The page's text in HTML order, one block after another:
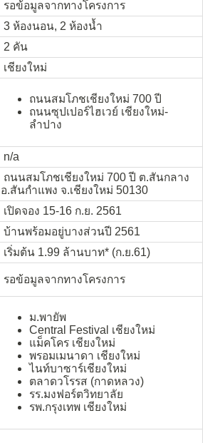
รอข้อมูลจากทางโครงการ
3 ห้องนอน, 2 ห้องน้ำ
2 คัน
เชียงใหม่
ถนนสมโภชเชียงใหม่ 700 ปี
ถนนซุปเปอร์ไฮเวย์ เชียงใหม่-
ลำปาง
n/a
ถนนสมโภชเชียงใหม่ 700 ปี ต.สันกลาง
อ.สันกำแพง จ.เชียงใหม่ 50130
เปิดจอง 15-16 ก.ย. 2561
บ้านพร้อมอยู่บางส่วนปี 2561
เริ่มต้น 1.99 ล้านบาท* (ก.ย.61)
รอข้อมูลจากทางโครงการ
ม.พายัพ
Central Festival เชียงใหม่
แม็คโคร เชียงใหม่
พรอมเมนาดา เชียงใหม่
ไนท์บาซาร์เชียงใหม่
ตลาดวโรรส (กาดหลวง)
รร.มงฟอร์ตวิทยาลัย
รพ.กรุงเทพ เชียงใหม่